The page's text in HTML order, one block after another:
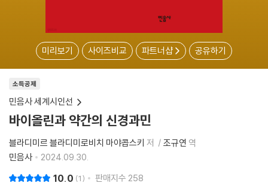
미리보기 사이즈비교 파트너샵 공유하기
소득공제
민음사 세계시인선
바이올린과 약간의 신경과민
블라디미르 블라디미로비치 마야콥스키 저 조규연 역
민음사
2024.09.30.
10.0 1 판매지수 258